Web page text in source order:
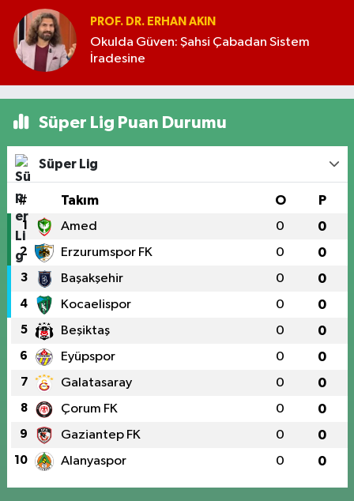
PROF. DR. ERHAN AKIN
Okulda Güven: Şahsi Çabadan Sistem
İradesine
Süper Lig Puan Durumu
Süper Lig
# Takım O P
1 Amed 0 0
2 Erzurumspor FK 0 0
3 Başakşehir 0 0
4 Kocaelispor 0 0
5 Beşiktaş 0 0
6 Eyüpspor 0 0
7 Galatasaray 0 0
8 Çorum FK 0 0
9 Gaziantep FK 0 0
10 Alanyaspor 0 0